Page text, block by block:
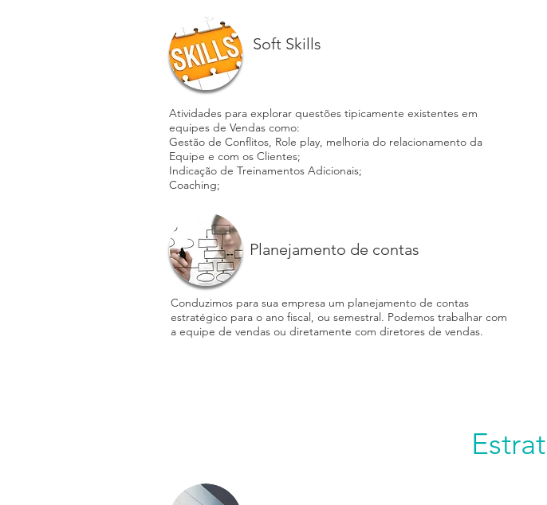
Soft Skills
Atividades para explorar questões tipicamente existentes em
equipes de Vendas como:
Gestão de Conflitos, Role play, melhoria do relacionamento da
Equipe e com os Clientes;
Indicação de Treinamentos Adicionais;
Coaching;
Planejamento de contas
Conduzimos para sua empresa um planejamento de contas
estratégico para o ano fiscal, ou semestral. Podemos trabalhar com
a equipe de vendas ou diretamente com diretores de vendas.